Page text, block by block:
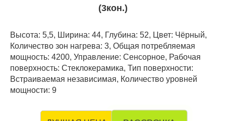
(3кон.)
Высота: 5,5, Ширина: 44, Глубина: 52, Цвет: Чёрный,
Количество зон нагрева: 3, Общая потребляемая
мощность: 4200, Управление: Сенсорное, Рабочая
поверхность: Стеклокерамика, Тип поверхности:
Встраиваемая независимая, Количество уровней
мощности: 9